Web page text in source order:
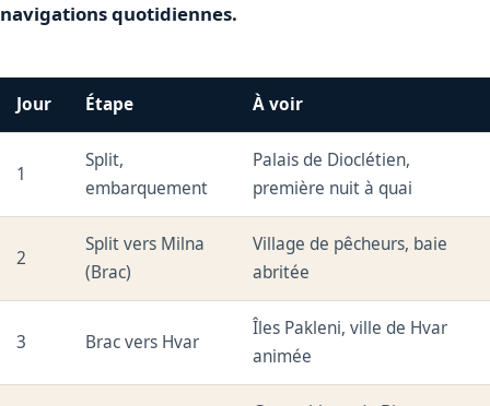
navigations quotidiennes.
Jour Étape À voir
1
Split,
embarquement
Palais de Dioclétien,
première nuit à quai
2
Split vers Milna
(Brac)
Village de pêcheurs, baie
abritée
3 Brac vers Hvar
Îles Pakleni, ville de Hvar
animée